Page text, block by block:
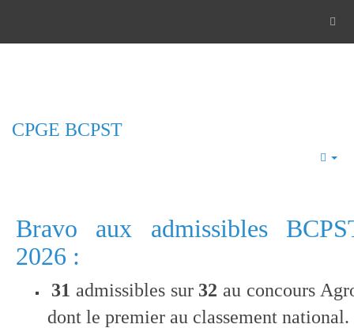
CPGE BCPST
Bravo aux admissibles
2026 :
31 admissibles sur 32 au concours
dont le premier au classement national.